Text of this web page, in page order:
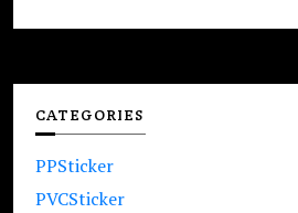
CATEGORIES
PPSticker
PVCSticker